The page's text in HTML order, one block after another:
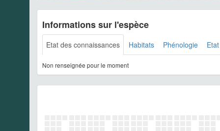
Informations sur l'espèce
Etat des connaissances Habitats Phénologie
Non renseignée pour le moment